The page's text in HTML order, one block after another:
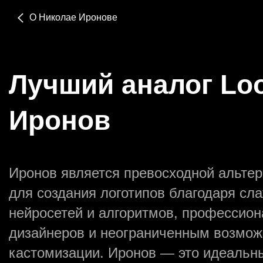
О Николае Иронове
Лучший аналог
Иронов
Иронов является превосходной
для создания логотипов благодаря
нейросетей и алгоритмов,
дизайнеров и неограниченным
кастомизации. Иронов — это
войти